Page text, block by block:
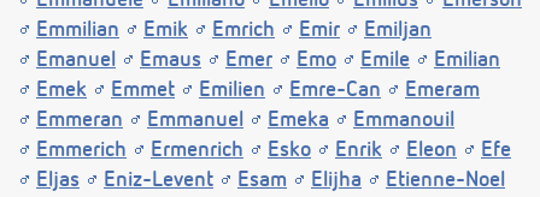
Emmilian
Emik Emrich Emir
Emiljan
Emanuel
Emaus Emer Emo Emile
Emilian
Emek
Emmet Emilien Emre-Can
Emeram
Emmeran
Emmanuel Emeka
Emmanouil
Emmerich
Ermenrich Esko Enrik Eleon
Efe
Eljas
Eniz-Levent Esam Elijha
Etienne-Noel